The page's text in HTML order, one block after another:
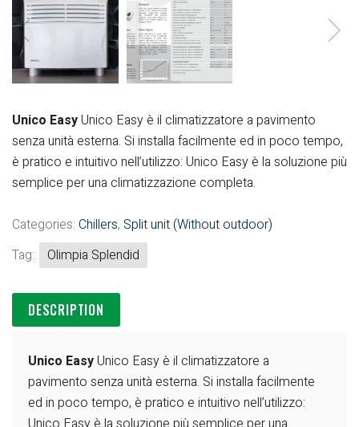
Unico EasyUnico Easy è il climatizzatore a pavimento
senza unità esterna. Si installa facilmente ed in poco tempo,
è pratico e intuitivo nell’utilizzo: Unico Easy è la soluzione più
semplice peruna climatizzazione completa.
Categories: Chillers, Split unit (Without outdoor)
Tag:
Olimpia Splendid
DESCRIPTION
Unico EasyUnico Easy è il climatizzatore a
pavimento senza unità esterna. Si installa facilmente
ed in poco tempo, è pratico e intuitivo nell’utilizzo: